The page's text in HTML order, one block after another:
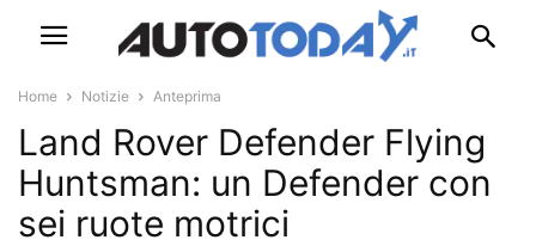
Home Notizie Anteprima
Land Rover Defender Flying
Huntsman: un Defender con
sei ruote motrici